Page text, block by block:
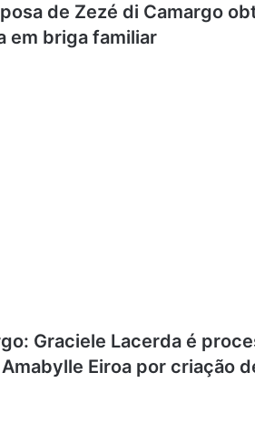
de Zezé di Camargo
em briga familiar
Graciele Lacerda é
Eiroa por criação